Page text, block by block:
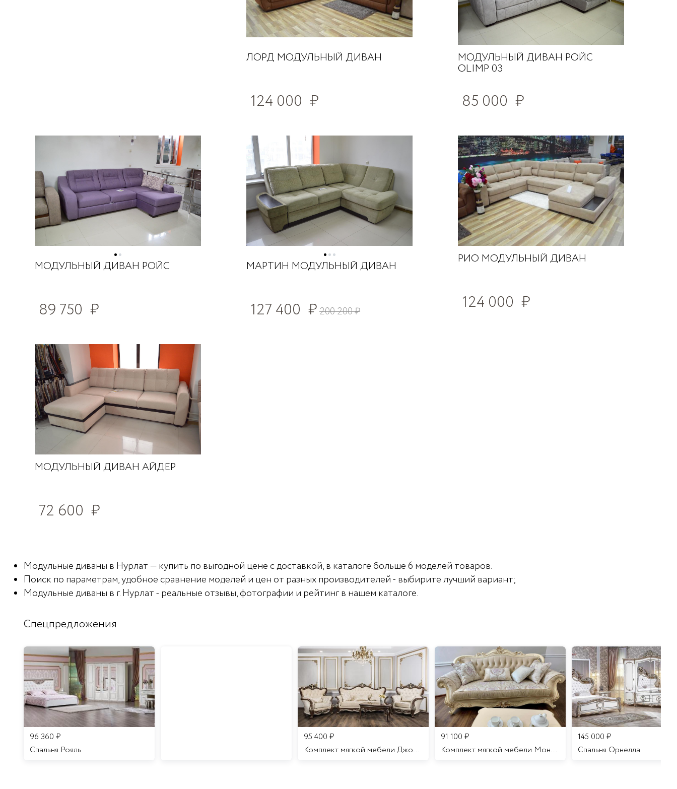
ЛОРД МОДУЛЬНЫЙ ДИВАН
124 000 ₽
МОДУЛЬНЫЙ ДИВАН РОЙС
OLIMP 03
85 000 ₽
МОДУЛЬНЫЙ ДИВАН РОЙС
89 750 ₽
МАРТИН МОДУЛЬНЫЙ ДИВАН
127 400 ₽200 200₽
РИО МОДУЛЬНЫЙ ДИВАН
124 000 ₽
МОДУЛЬНЫЙ ДИВАН АЙДЕР
72 600 ₽
Модульные диваны в Нурлат — купить по выгодной цене с доставкой, в каталоге больше 6 моделей товаров.
Поиск по параметрам, удобное сравнение моделей и цен от разных производителей - выбирите лучший вариант;
Модульные диваны в г. Нурлат - реальные отзывы, фотографии и рейтинг в нашем каталоге.
Спецпредложения
96 360 ₽
Спальня Рояль
95 400 ₽
Комплект мягкой мебели Джоконда
91 100 ₽
Комплект мягкой мебели Мона Лиза
145 000 ₽
Cпальня Орнелла